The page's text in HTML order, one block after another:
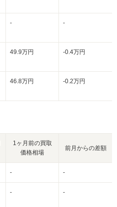
- -
49.9万円 -0.4万円
46.8万円 -0.2万円
1ヶ月前の買取
価格相場
前月からの差額
- -
- -